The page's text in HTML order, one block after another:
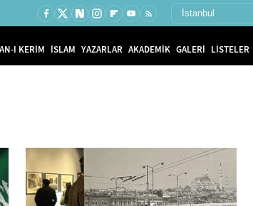
I KERİM İSLAM YAZARLAR AKADEMİK GALERİ LİSTELER